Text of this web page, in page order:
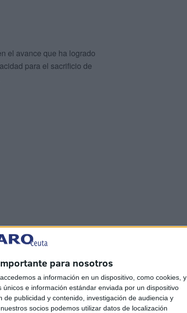
para nosotros
a información en un dispositivo, como cookies, y
e información estándar enviada por un dispositivo
publicidad y contenido, investigación de audiencia y
socios podemos utilizar datos de localización
el avance que ha logrado
para el sacrificio de
Estación del
Vicente Arrás del